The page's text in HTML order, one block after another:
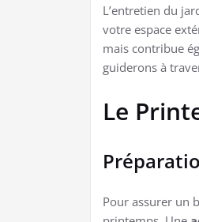
L’entretien du
votre espace
mais contribue
guiderons à
Le
Pour assurer un